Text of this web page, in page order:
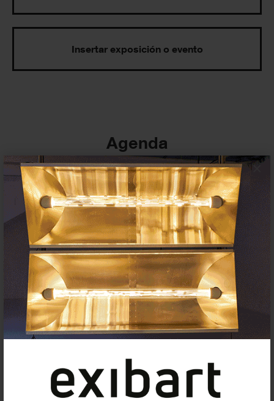
×
Insertar exposición o evento
Agenda
Exposiciones, inauguraciones,
actividades.
¡Te ayudamos a encontrar el
evento que buscas !
Exposiciones y eventos
Eventos de hoy
En curso y futuros
Pasados, en curso y futuros
Incluir eventos web